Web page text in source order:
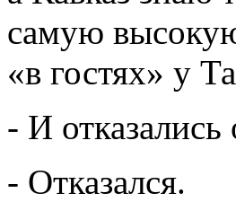
самую
«в гостях» у
- И отказались
- Отказался.